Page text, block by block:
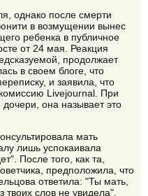
однако после смерти
в возмущении вынес
ребенка в публичное
от 24 мая. Реакция
продолжает
в своем блоге, что
и заявила, что
Livejournal. При
она называет это
мать
лишь успокаивала
После того, как та,
предположила, что
ответила: "Ты мать,
твоих слов не увидела".